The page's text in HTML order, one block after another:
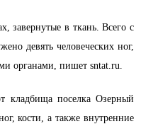
завернутые в ткань. Всего с
девять человеческих ног,
органами, пишет sntat.ru.
кладбища поселка Озерный
кости, а также внутренние